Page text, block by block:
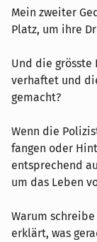
Mein zweiter
Platz, um ihre
Und die grösste
verhaftet und
gemacht?
Wenn die
fangen oder
entsprechend
um das Leben
Warum
erklärt, was